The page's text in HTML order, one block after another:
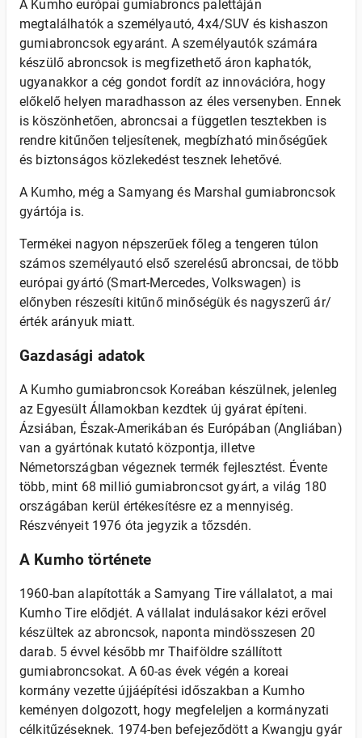
A Kumho európai gumiabroncs palettáján
megtalálhatók a személyautó, 4x4/SUV és kishaszon
gumiabroncsok egyaránt. A személyautók számára
készülő abroncsok is megfizethető áron kaphatók,
ugyanakkor a cég gondot fordít az innovációra, hogy
előkelő helyen maradhasson az éles versenyben. Ennek
is köszönhetően, abroncsai a független tesztekben is
rendre kitűnően teljesítenek, megbízható minőségűek
és biztonságos közlekedést tesznek lehetővé.
A Kumho, még a Samyang és Marshal gumiabroncsok
gyártója is.
Termékei nagyon népszerűek főleg a tengeren túlon
számos személyautó első szerelésű abroncsai, de több
európai gyártó (Smart-Mercedes, Volkswagen) is
előnyben részesíti kitűnő minőségük és nagyszerű ár/
érték arányuk miatt.
Gazdasági adatok
A Kumho gumiabroncsok Koreában készülnek, jelenleg
az Egyesült Államokban kezdtek új gyárat építeni.
Ázsiában, Észak-Amerikában és Európában (Angliában)
van a gyártónak kutató központja, illetve
Németországban végeznek termék fejlesztést. Évente
több, mint 68 millió gumiabroncsot gyárt, a világ 180
országában kerül értékesítésre ez a mennyiség.
Részvényeit 1976 óta jegyzik a tőzsdén.
A Kumho története
1960-ban alapították a Samyang Tire vállalatot, a mai
Kumho Tire elődjét. A vállalat indulásakor kézi erővel
készültek az abroncsok, naponta mindösszesen 20
darab. 5 évvel később mr Thaiföldre szállított
gumiabroncsokat. A 60-as évek végén a koreai
kormány vezette újjáépítési időszakban a Kumho
keményen dolgozott, hogy megfeleljen a kormányzati
célkitűzéseknek. 1974-ben befejeződött a Kwangju gyár